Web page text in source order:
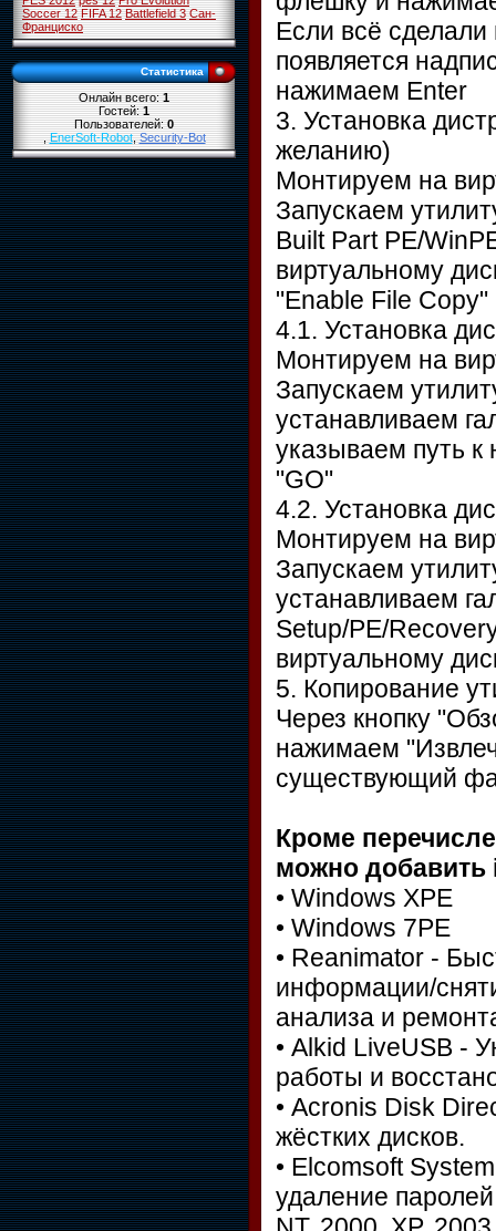
Soccer 12 FIFA 12 Battlefield 3 Сан-
Франциско
Статистика
Онлайн всего:1
Гостей:1
Пользователей:0
,EnerSoft-Robot,Security-Bot
Если всё
появляется
нажимаем Enter
3. Установка
желанию)
Монтируем на
Запускаем
Built Part PE/
виртуальному
"Enable File
4.1. Установка
Монтируем на
Запускаем
устанавливаем
указываем путь
"GO"
4.2. Установка
Монтируем на
Запускаем
устанавливаем
Setup/PE/
виртуальному
5. Копирование
Через кнопку
нажимаем
существующий
Кроме
можно
• Windows XPE
• Windows 7PE
• Reanimator -
информации/
анализа и
• Alkid LiveUSB -
работы и
• Acronis Disk
жёстких дисков.
• Elcomsoft
удаление